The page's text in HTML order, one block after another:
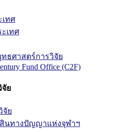
ทศ
เทศ
ธศาสตร์การวิจัย
Fund Office (C2F)
จัย
จัย
นทางปัญญาแห่งจุฬาฯ